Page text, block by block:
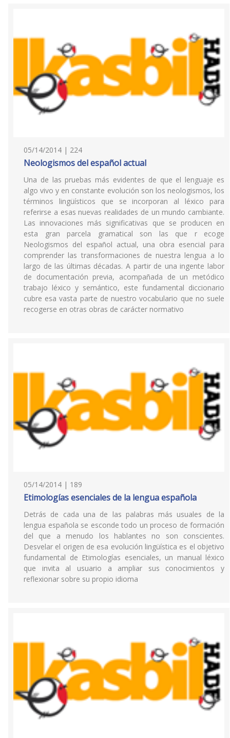
05/14/2014 | 224
Neologismos del español actual
Una de las pruebas más evidentes de que el lenguaje es
algo vivo y en constante evolución son los neologismos, los
términos lingüísticos que se incorporan al léxico para
referirse a esas nuevas realidades de un mundo cambiante.
Las innovaciones más significativas que se producen en
esta gran parcela gramatical son las que r ecoge
Neologismos del español actual, una obra esencial para
comprender las transformaciones de nuestra lengua a lo
largo de las últimas décadas. A partir de una ingente labor
de documentación previa, acompañada de un metódico
trabajo léxico y semántico, este fundamental diccionario
cubre esa vasta parte de nuestro vocabulario que no suele
recogerse en otras obras de carácter normativo
05/14/2014 | 189
Etimologías esenciales de la lengua española
Detrás de cada una de las palabras más usuales de la
lengua española se esconde todo un proceso de formación
del que a menudo los hablantes no son conscientes.
Desvelar el origen de esa evolución lingüística es el objetivo
fundamental de Etimologías esenciales, un manual léxico
que invita al usuario a ampliar sus conocimientos y
reflexionar sobre su propio idioma